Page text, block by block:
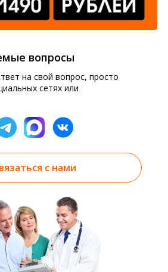
вопросы
на свой вопрос, просто
сетях или
с нами